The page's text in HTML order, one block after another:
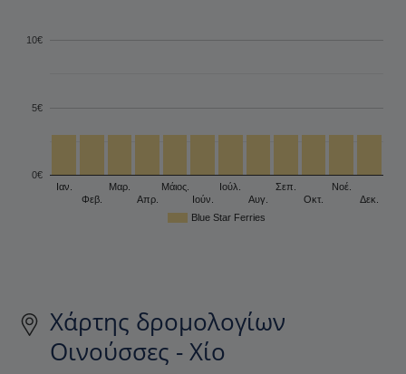
Blue Star Ferries
Ιαν.
Φεβ.
Μαρ.
Απρ.
Μάιος.
Ιούν.
Ιούλ.
Αυγ.
Σεπ.
Οκτ.
Νοέ.
Δεκ.
0€
5€
10€
Χάρτης δρομολογίων
Οινούσσες - Χίο